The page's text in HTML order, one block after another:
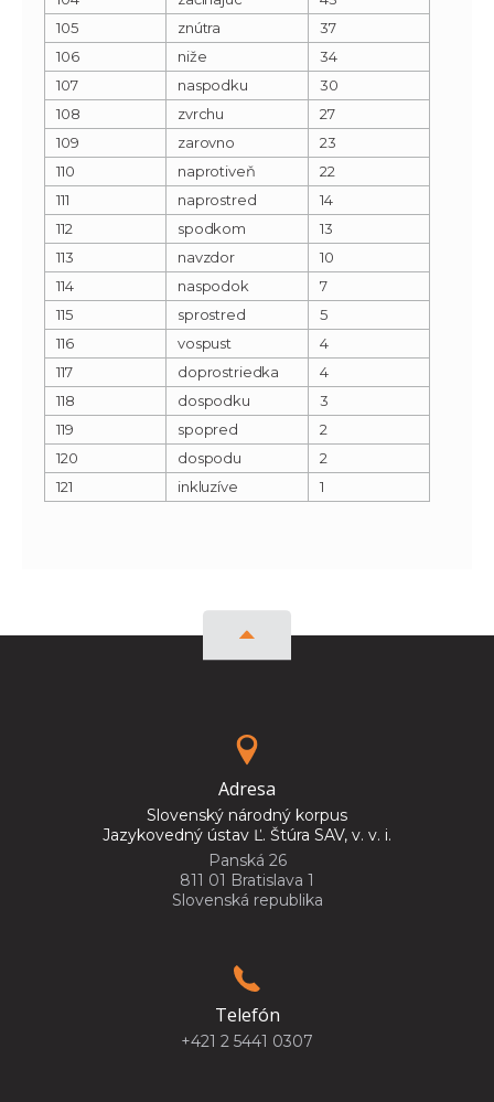
105
znútra
37
106
niže
34
107
naspodku
30
108
zvrchu
27
109
zarovno
23
110
naprotiveň
22
111
naprostred
14
112
spodkom
13
113
navzdor
10
114
naspodok
7
115
sprostred
5
116
vospust
4
117
doprostriedka
4
118
dospodku
3
119
spopred
2
120
dospodu
2
121
inkluzíve 1
Adresa
Slovenský národný korpus
Jazykovedný ústav Ľ. Štúra SAV, v. v. i.
Panská 26
811 01 Bratislava 1
Slovenská republika
Telefón
+421 2 5441 0307